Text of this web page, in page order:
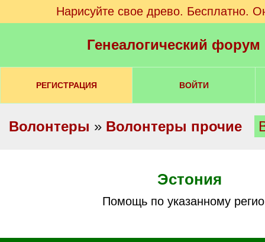
Нарисуйте свое древо. Бесплатно.
Генеалогический
РЕГИСТРАЦИЯ ВОЙТИ
Волонтеры » Волонтеры прочие
Эстония
Помощь по указанному